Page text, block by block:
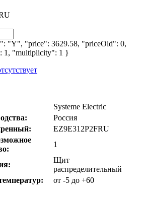
"Y", "price": 3629.58, "priceOld": 0,
1, "multiplicity": 1 }
Systeme Electric
Россия
EZ9E312P2FRU
1
Щит
распределительный
от -5 до +60